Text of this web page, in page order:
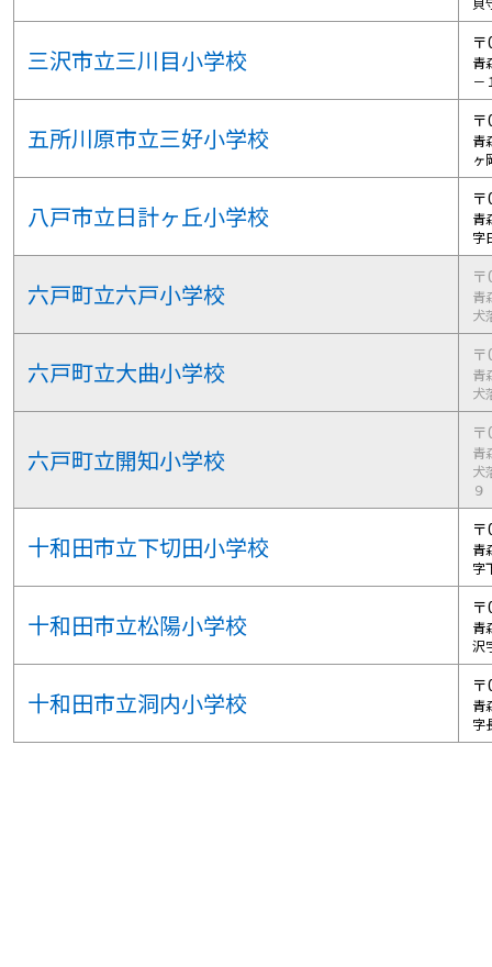
三沢市立三川目小学校
青
－
五所川原市立三好小学校
青
ヶ
八戸市立日計ヶ丘小学校
青
字
六戸町立六戸小学校
青
犬
六戸町立大曲小学校
青
犬
六戸町立開知小学校
青
犬
９
十和田市立下切田小学校
青
字
十和田市立松陽小学校
青
沢
十和田市立洞内小学校
青
字